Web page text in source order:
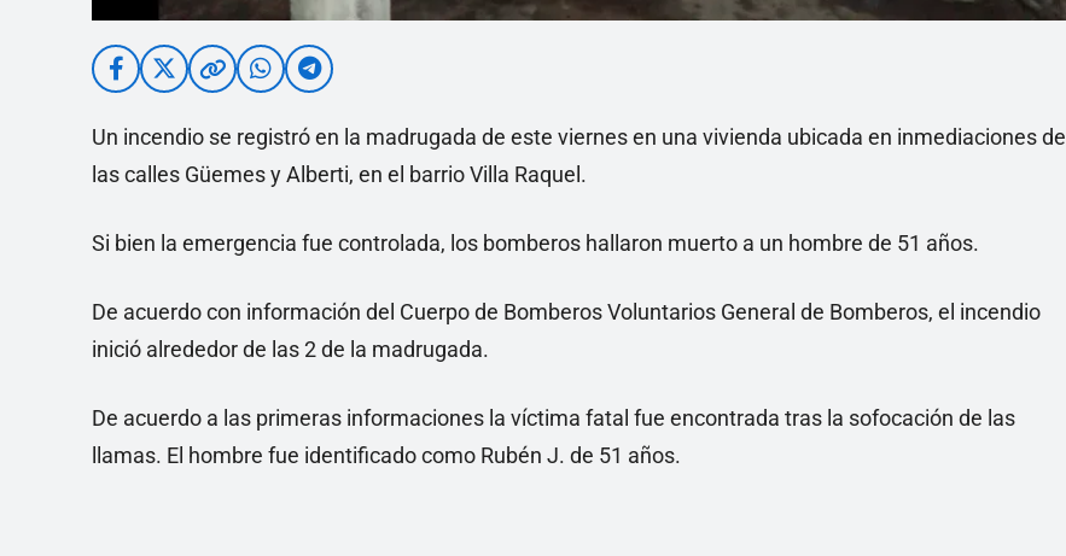
Un incendio se registró en la madrugada de este viernes en una vivienda ubicada en inmediaciones de
las calles Güemes y Alberti, en el barrio Villa Raquel.
Si bien la emergencia fue controlada, los bomberos hallaron muerto a un hombre de 51 años.
De acuerdo con información del Cuerpo de Bomberos Voluntarios General de Bomberos, el incendio
inició alrededor de las 2 de la madrugada.
De acuerdo a las primeras informaciones la víctima fatal fue encontrada tras la sofocación de las
llamas. El hombre fue identificado como Rubén J. de 51 años.